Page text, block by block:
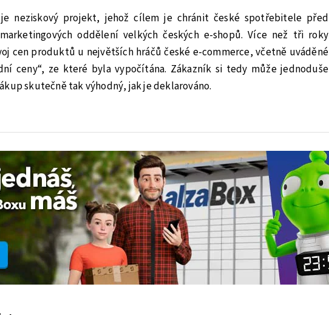
je neziskový projekt, jehož cílem je chránit české spotřebitele před
oddělení velkých českých e-shopů. Více než tři roky
cen produktů u největších hráčů české e-commerce, včetně uváděné
ceny“, ze které byla vypočítána. Zákazník si tedy může jednoduše
skutečně tak výhodný, jak je deklarováno.